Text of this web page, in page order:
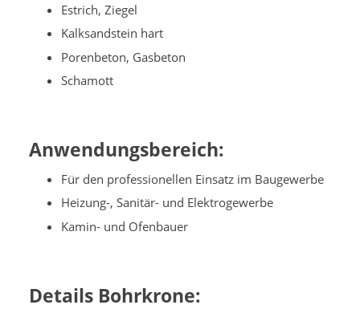
Estrich, Ziegel
Kalksandstein hart
Porenbeton, Gasbeton
Schamott
Anwendungsbereich:
Für den professionellen Einsatz im Baugewerbe
Heizung-, Sanitär- und Elektrogewerbe
Kamin- und Ofenbauer
Details Bohrkrone: